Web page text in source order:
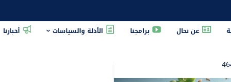
عن نحال برامجنا الأدلة والسياسات أخبارنا الأزهار